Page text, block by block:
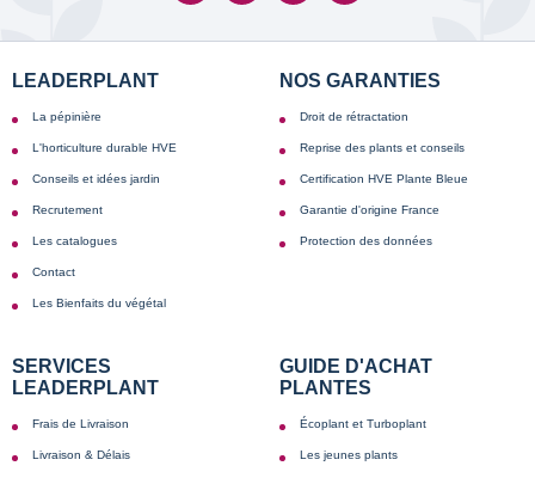
LEADERPLANT
La pépinière
L'horticulture durable HVE
Conseils et idées jardin
Recrutement
Les catalogues
Contact
Les Bienfaits du végétal
NOS GARANTIES
Droit de rétractation
Reprise des plants et conseils
Certification HVE Plante Bleue
Garantie d'origine France
Protection des données
SERVICES
LEADERPLANT
Frais de Livraison
Livraison & Délais
GUIDE D'ACHAT
PLANTES
Écoplant et Turboplant
Les jeunes plants